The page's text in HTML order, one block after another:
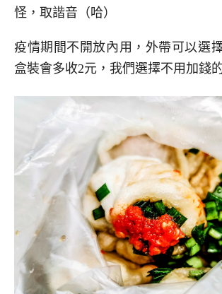
怪，取諧音（哈）
疫情期間不開放內用，外帶可以選
盒裝會多收2元，我們選擇不用加錢